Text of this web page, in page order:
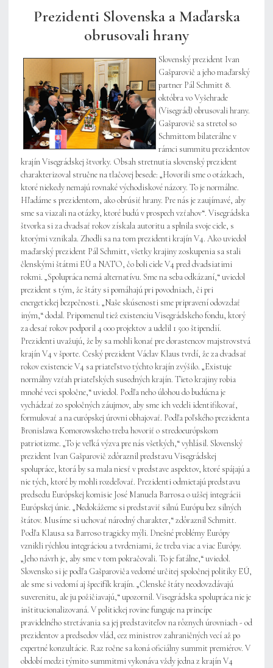
Prezidenti Slovenska a Maďarska
obrusovali hrany
Slovenský prezident Ivan
Gašparovič a jeho maďarský
partner Pál Schmitt 8.
októbra vo Vyšehrade
(Visegrád) obrusovali hrany.
Gašparovič sa stretol so
Schmittom bilaterálne v
rámci summitu prezidentov
krajín Visegrádskej štvorky. Obsah stretnutia slovenský prezident
charakterizoval stručne na tlačovej besede: „Hovorili sme o otázkach,
ktoré niekedy nemajú rovnaké východiskové názory. To je normálne.
Hľadáme s prezidentom, ako obrúsiť hrany. Pre nás je zaujímavé, aby
sme sa viazali na otázky, ktoré budú v prospech vzťahov“. Visegrádska
štvorka si za dvadsať rokov získala autoritu a splnila svoje ciele, s
ktorými vznikala. Zhodli sa na tom prezidenti krajín V4. Ako uviedol
maďarský prezident Pál Schmitt, všetky krajiny zoskupenia sa stali
členskými štátmi EÚ a NATO, čo boli ciele V4 pred dvadsiatimi
rokmi. „Spolupráca nemá alternatívu. Sme na seba odkázaní,“ uviedol
prezident s tým, že štáty si pomáhajú pri povodniach, či pri
energetickej bezpečnosti. „Naše skúsenosti sme pripravení odovzdať
iným,“ dodal. Pripomenul tiež existenciu Visegrádskeho fondu, ktorý
za desať rokov podporil 4 000 projektov a udelil 1 500 štipendií.
Prezidenti uvažujú, že by sa mohli konať pre dorastencov majstrovstvá
krajín V4 v športe. Český prezident Václav Klaus tvrdí, že za dvadsať
rokov existencie V4 sa priateľstvo týchto krajín zvýšilo. „Existuje
normálny vzťah priateľských susedných krajín. Tieto krajiny robia
mnohé veci spoločne,“ uviedol. Podľa neho úlohou do budúcna je
vychádzať zo spoločných záujmov, aby sme ich vedeli identifikovať,
formulovať a na európskej úrovni obhajovať. Podľa poľského prezidenta
Bronislawa Komorowskeho treba hovoriť o stredoeurópskom
patriotizme. „To je veľká výzva pre nás všetkých,“ vyhlásil. Slovenský
prezident Ivan Gašparovič zdôraznil predstavu Visegrádskej
spolupráce, ktorá by sa mala niesť v predstave aspektov, ktoré spájajú a
nie tých, ktoré by mohli rozdeľovať. Prezidenti odmietajú predstavu
predsedu Európskej komisie José Manuela Barrosa o užšej integrácii
Európskej únie. „Nedokážeme si predstaviť silnú Európu bez silných
štátov. Musíme si uchovať národný charakter,“ zdôraznil Schmitt.
Podľa Klausa sa Barroso tragicky mýli. Dnešné problémy Európy
vznikli rýchlou integráciou a tvrdeniami, že treba viac a viac Európy.
„Jeho návrh je, aby sme v tom pokračovali. To je fatálne,“ uviedol.
Slovensko si je podľa Gašparoviča vedomé určitej spoločnej politiky EÚ,
ale sme si vedomí aj špecifík krajín. „Členské štáty neodovzdávajú
suverenitu, ale ju požičiavajú,“ upozornil. Visegrádska spolupráca nie je
inštitucionalizovaná. V politickej rovine funguje na princípe
pravidelného stretávania sa jej predstaviteľov na rôznych úrovniach - od
prezidentov a predsedov vlád, cez ministrov zahraničných vecí až po
expertné konzultácie. Raz ročne sa koná oficiálny summit premiérov. V
období medzi týmito summitmi vykonáva vždy jedna z krajín V4